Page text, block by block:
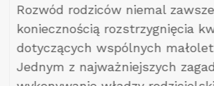
Rozwód rodziców niemal
koniecznością rozstrzygnięcia
dotyczących wspólnych
Jednym z najważniejszych